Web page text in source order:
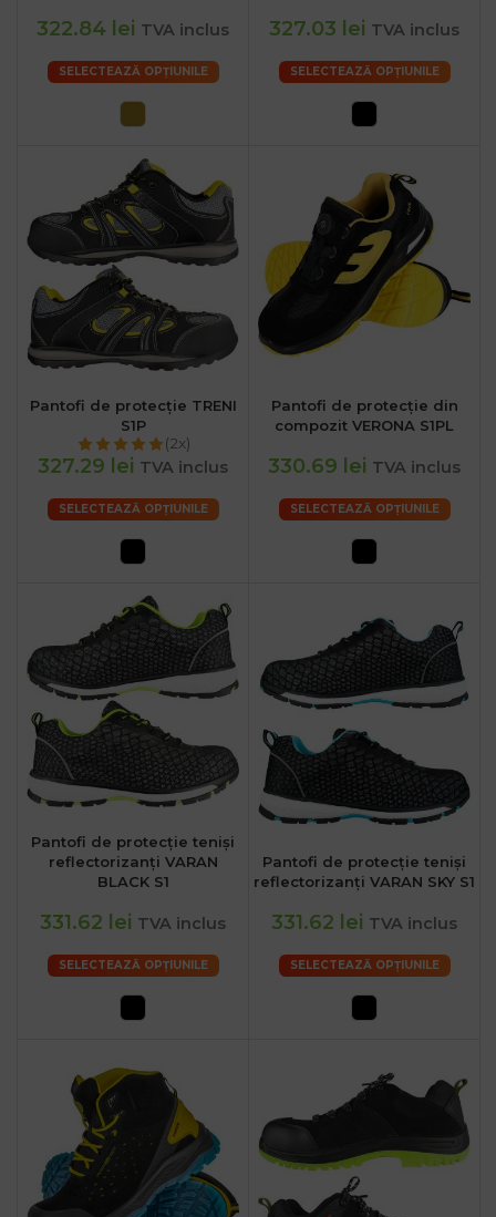
322.84 lei TVA inclus
SELECTEAZĂ OPȚIUNILE
327.03 lei TVA inclus
SELECTEAZĂ OPȚIUNILE
Pantofi de protecție TRENI
S1P
(2x)
327.29 lei TVA inclus
SELECTEAZĂ OPȚIUNILE
Pantofi de protecție din
compozit VERONA S1PL
330.69 lei TVA inclus
SELECTEAZĂ OPȚIUNILE
Pantofi de protecție teniși
reflectorizanți VARAN
BLACK S1
331.62 lei TVA inclus
SELECTEAZĂ OPȚIUNILE
Pantofi de protecție teniși
reflectorizanți VARAN SKY S1
331.62 lei TVA inclus
SELECTEAZĂ OPȚIUNILE